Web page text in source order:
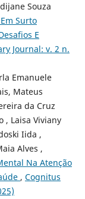
Souza
Surto
E
Journal: v. 2 n.
Emanuele
Mateus
da Cruz
, Laisa Viviany
Iida ,
Alves ,
Na Atenção
, Cognitus